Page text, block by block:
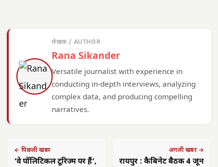
लेखक / AUTHOR
Rana Sikander
Versatile journalist with experience in
conducting in-depth interviews, analyzing
complex data, and producing compelling
narratives.
← पिछली खबर
‘वे पॉलिटिकल टूरिज्म पर हैं’,
अगली खबर →
रायपुर : कैबिनेट बैठक 4 जून